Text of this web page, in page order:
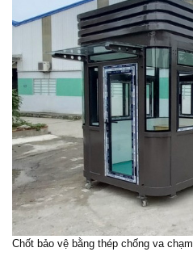
Chốt bảo vệ bằng thép chống va chạm